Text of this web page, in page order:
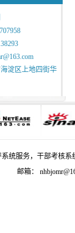
淀区上地四街华
系统服务，干部考核
邮箱：